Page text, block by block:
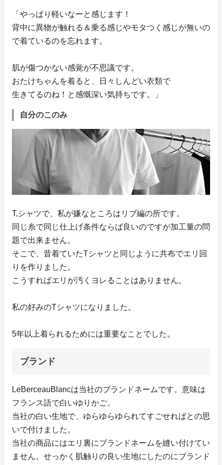
「やっぱり軽いなーと感じます！
背中に異物が触れる＆乗る感じやモタつく感じが無いの
で着ているのを忘れます。
肌が傷つかない感覚が不思議です。
おたけちゃんを着ると、日々しんどい衣類で
生きてるのね！と感慨深い気持ちです。」
自分のこのみ
T,シャツで、私が嫌なところはリブ編の所です。
同じ糸で同じ仕上げ条件ならば良いのですが加工量の問
題で出来ません。
そこで、昔着ていたTシャツと同じように共布でエリ回
りを作りました。
こうすればエリが汚くヨレることはありません。
私の好みのTシャツになりました。
5年以上着られるためには重要なことでした。
ブランド
LeBerceauBlancは当社のブランドネームです。意味は
フランス語で白いゆりかご。
当社の白い生地で、ゆらゆらゆられてすごせればとの思
いで付けました。
当社の商品にはエリ裏にブランドネームを縫い付けてい
ません。せっかく肌触りの良い生地にしたのにブランド